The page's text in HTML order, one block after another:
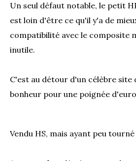
Un seul défaut notable, le petit
est loin d'être ce qu'il y'a de
compatibilité avec le composite
inutile.
C'est au détour d'un célèbre site
bonheur pour une poignée
Vendu HS, mais ayant peu